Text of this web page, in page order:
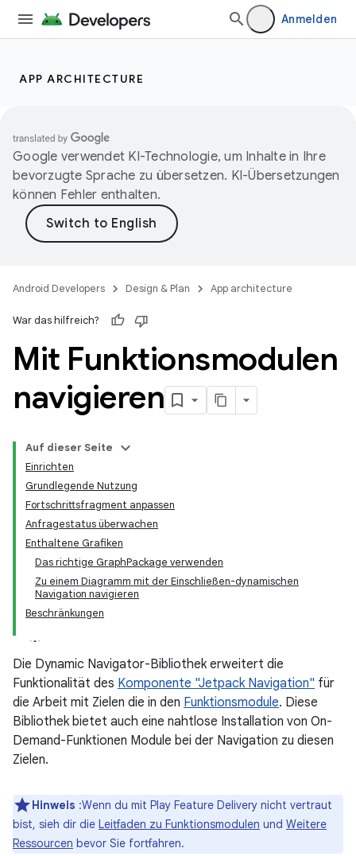
Anmelden
APP ARCHITECTURE
Google verwendet KI-Technologie, um Inhalte in Ihre
bevorzugte Sprache zu übersetzen. KI-Übersetzungen
können Fehler enthalten.
Android Developers Design & Plan App architecture
War das hilfreich?
Mit Funktionsmodulen
navigieren
Auf dieser Seite
Einrichten
Grundlegende Nutzung
Fortschrittsfragment anpassen
Anfragestatus überwachen
Enthaltene Grafiken
Das richtige GraphPackage verwenden
Zu einem Diagramm mit der Einschließen-dynamischen
Navigation navigieren
Beschränkungen
Die Dynamic Navigator-Bibliothek erweitert die
Funktionalität des Komponente "Jetpack Navigation" für
die Arbeit mit Zielen die in den Funktionsmodule. Diese
Bibliothek bietet auch eine nahtlose Installation von On-
Demand-Funktionen Module bei der Navigation zu diesen
Zielen.
Hinweis :Wenn du mit Play Feature Delivery nicht vertraut
bist, sieh dir die Leitfaden zu Funktionsmodulen und Weitere
Ressourcen bevor Sie fortfahren.